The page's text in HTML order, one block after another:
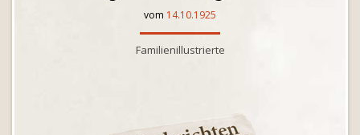
vom 14.10.1925
Familienillustrierte